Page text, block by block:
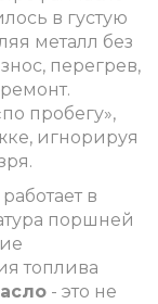
в густую
металл без
перегрев,
пробегу»,
игнорируя
в
поршней
топлива
- это не